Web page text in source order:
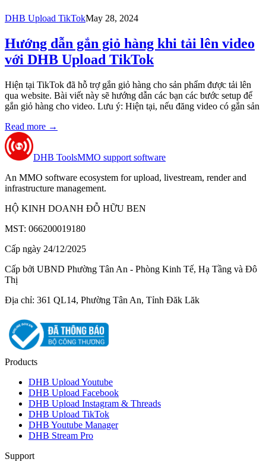
DHB Upload TikTokMay 28, 2024
Hướng dẫn gắn giỏ hàng khi tải lên video
với DHB Upload TikTok
Hiện tại TikTok đã hỗ trợ gắn giỏ hàng cho sản phẩm được tải lên
qua website. Bài viết này sẽ hướng dẫn các bạn các bước setup để
gắn giỏ hàng cho video. Lưu ý: Hiện tại, nếu đăng video có gắn sản
Read more →
DHB ToolsMMO support software
An MMO software ecosystem for upload, livestream, render and
infrastructure management.
HỘ KINH DOANH ĐỖ HỮU BEN
MST: 066200019180
Cấp ngày 24/12/2025
Cấp bởi UBND Phường Tân An - Phòng Kinh Tế, Hạ Tầng và Đô
Thị
Địa chỉ: 361 QL14, Phường Tân An, Tỉnh Đăk Lăk
Products
DHB Upload Youtube
DHB Upload Facebook
DHB Upload Instagram & Threads
DHB Upload TikTok
DHB Youtube Manager
DHB Stream Pro
Support